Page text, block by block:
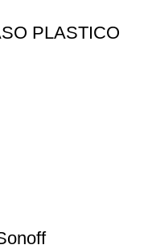
PLASTICO